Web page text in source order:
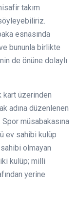
takım
esnasında
bununla birlikte
de önüne dolaylı
kart üzerinden
adına düzenlenen
müsabakasına
ev sahibi kulüp
olmayan
kulüp; milli
yerine